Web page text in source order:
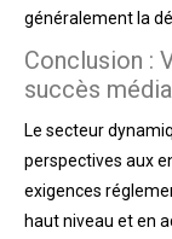
généralement la
Conclusion :
succès
Le secteur
perspectives aux
exigences
haut niveau et en